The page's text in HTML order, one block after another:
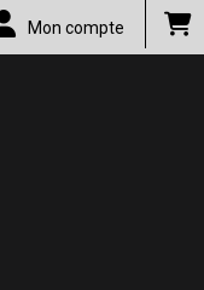
Mon compte